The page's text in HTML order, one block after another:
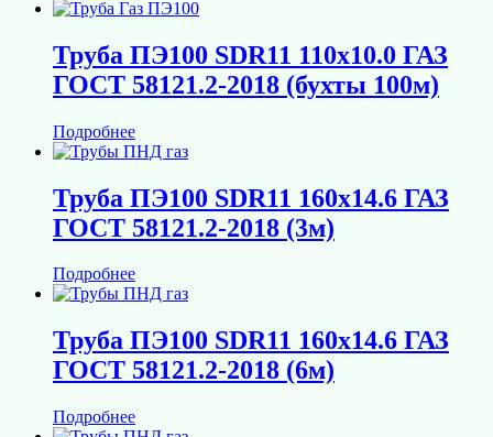
Труба ПЭ100 SDR11 110х10.0 ГАЗ
ГОСТ 58121.2-2018 (бухты 100м)
Подробнее
Труба ПЭ100 SDR11 160х14.6 ГАЗ
ГОСТ 58121.2-2018 (3м)
Подробнее
Труба ПЭ100 SDR11 160х14.6 ГАЗ
ГОСТ 58121.2-2018 (6м)
Подробнее